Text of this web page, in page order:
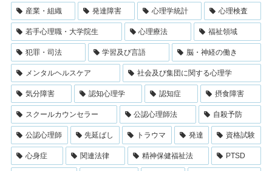
産業・組織 発達障害 心理学統計 心理検査
若手心理職・大学院生 心理療法 福祉領域
犯罪・司法 学習及び言語 脳・神経の働き
メンタルヘルスケア 社会及び集団に関する心理学
気分障害 認知心理学 認知症 摂食障害
スクールカウンセラー 公認心理師法 自殺予防
公認心理師 先延ばし トラウマ 発達 資格試験
心身症 関連法律 精神保健福祉法 PTSD